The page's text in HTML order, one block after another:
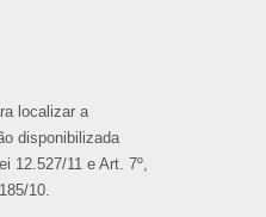
localizar a
disponibilizada
12.527/11 e Art. 7º,
10.